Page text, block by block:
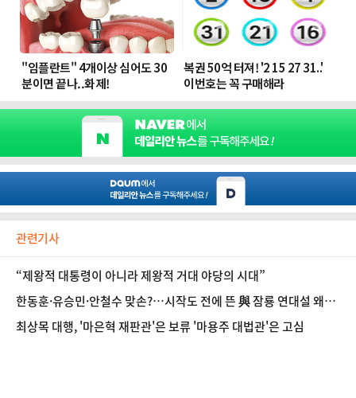
관련기사
“제왕적 대통령이 아니라 제왕적 거대 야당의 시대”
한동훈·유승민·안철수 맞손?…시작도 전에 뜬 與 잠룡 연대설 왜
[정국 기상대]
최상목 대행, '마은혁 재판관'은 보류 '마용주 대법관'은 고심